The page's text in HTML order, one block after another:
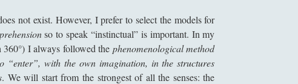
not exist. However, I prefer to select the models for
so to speak “instinctual” is important. In my
I always followed the phenomenological method
“enter”, with the own imagination, in the structures
. We will start from the strongest of all the senses: the